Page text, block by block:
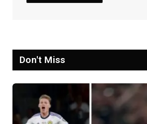
Don't Miss